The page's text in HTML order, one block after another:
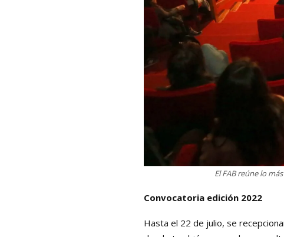
El FAB reúne lo
Convocatoria edición 2022
Hasta el 22 de julio, se